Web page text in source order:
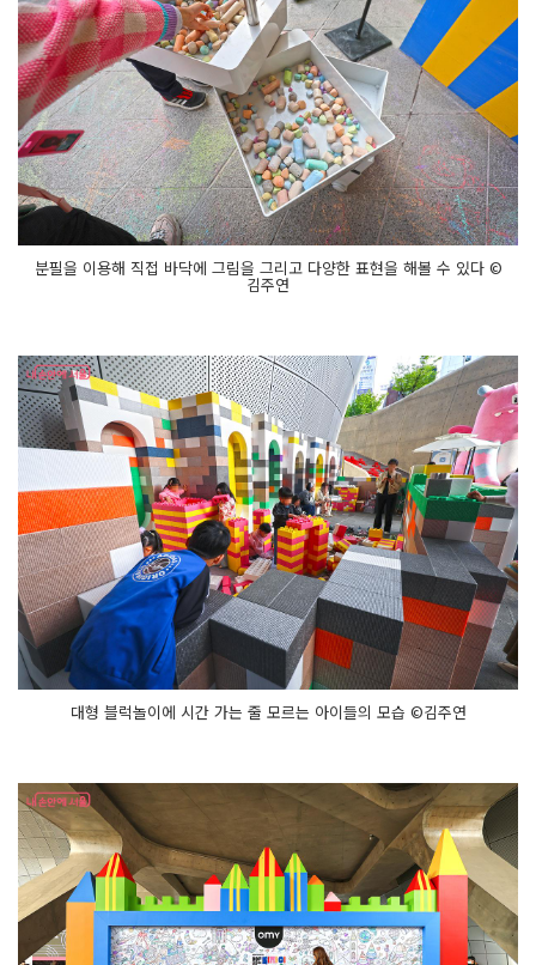
분필을 이용해 직접 바닥에 그림을 그리고 다양한 표현을 해볼 수 있다 ©
김주연
대형 블럭놀이에 시간 가는 줄 모르는 아이들의 모습 ©김주연